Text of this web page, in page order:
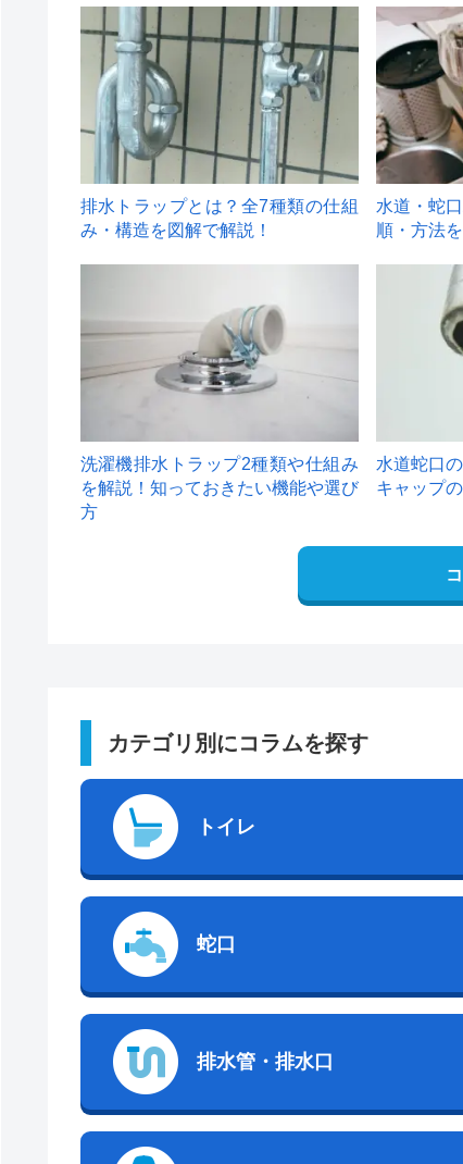
1
排水トラップとは？全7種類の仕組
み・構造を図解で解説！
2
水道・蛇
順・方法
洗濯機排水トラップ2種類や仕組み
を解説！知っておきたい機能や選び
方
水道蛇口
キャップ
カテゴリ別にコラムを探す
トイレ
蛇口
排水管・排水口